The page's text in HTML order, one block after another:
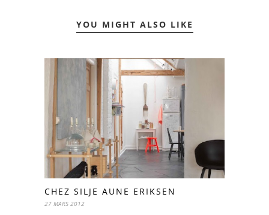
YOU MIGHT ALSO LIKE
CHEZ SILJE AUNE ERIKSEN
27 MARS 2012